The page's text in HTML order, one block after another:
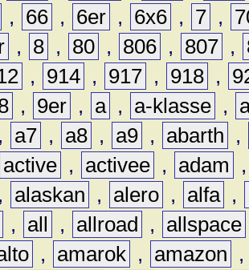
, 66 , 6er , 6x6 , 7 ,
, 8 , 80 , 806 , 807 ,
, 914 , 917 , 918 ,
, 9er , a , a-klasse ,
, a7 , a8 , a9 , abarth
,
active , activee , adam
, alaskan , alero , alfa ,
, all , allroad , allspace
, amarok , amazon